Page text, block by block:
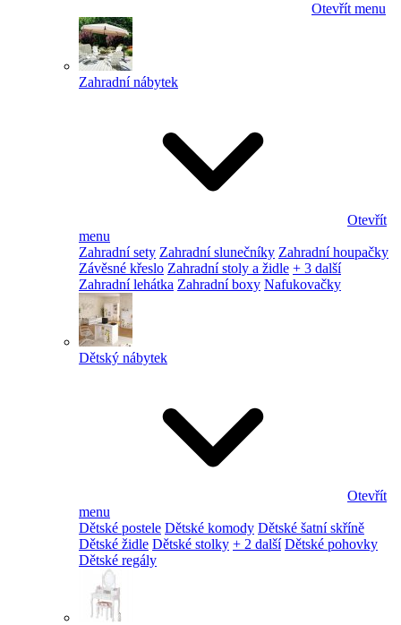
Otevřít menu
Zahradní nábytek
Otevřít
menu
Zahradní sety Zahradní slunečníky Zahradní houpačky
Závěsné křeslo Zahradní stoly a židle + 3 další
Zahradní lehátka Zahradní boxy Nafukovačky
Dětský nábytek
Otevřít
menu
Dětské postele Dětské komody Dětské šatní skříně
Dětské židle Dětské stolky + 2 další Dětské pohovky
Dětské regály